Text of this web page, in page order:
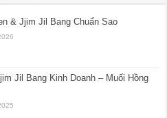
& Jjim Jil Bang Chuẩn Sao
Jil Bang Kinh Doanh – Muối Hồng